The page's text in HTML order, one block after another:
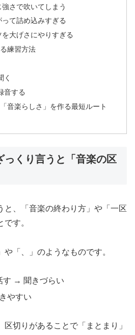
さで吹いてしまう
て詰め込みすぎる
大げさにやりすぎる
練習方法
く
音する
音楽らしさ」を作る最短ルート
っくり言うと「音楽の区
と、「音楽の終わり方」や「一区
す。
「、」のようなものです。
す → 聞きづらい
やすい
切りがあることで「まとまり」